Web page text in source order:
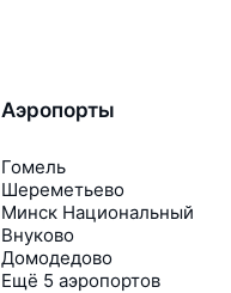
Аэропорты
Гомель
Шереметьево
Минск Национальный
Внуково
Домодедово
Ещё 5 аэропортов